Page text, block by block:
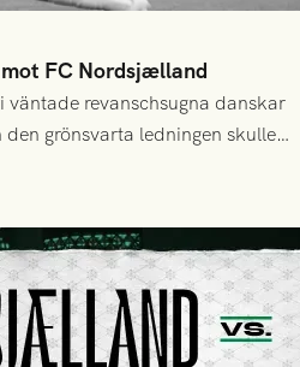
FC Nordsjælland
väntade revanschsugna danskar
grönsvarta ledningen skulle
spelad. På lika mark visade
europaäventyret tog slut.